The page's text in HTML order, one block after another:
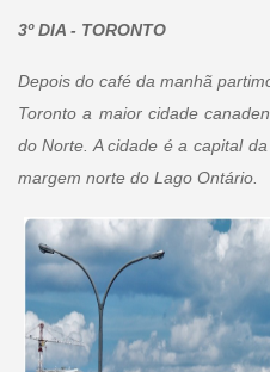
3º DIA - TORONTO
Depois do café da manhã
Toronto a maior cidade
do Norte. A cidade é a capital
margem norte do Lago Ontário.